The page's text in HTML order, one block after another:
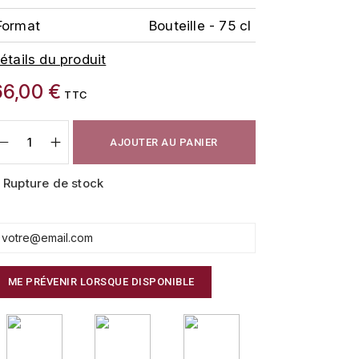
Bouteille - 75 cl
du produit
€ TTC
AJOUTER AU PANIER
Rupture de stock
ME PRÉVENIR LORSQUE DISPONIBLE